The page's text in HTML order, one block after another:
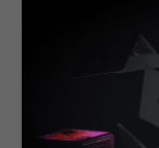
Вас может